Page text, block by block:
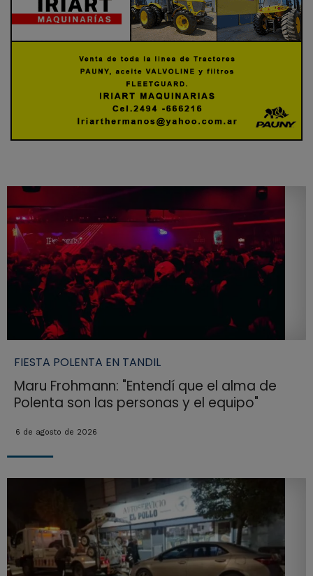
FIESTA POLENTA EN TANDIL
Maru Frohmann: "Entendí que el alma de
Polenta son las personas y el equipo"
6 de agosto de 2026